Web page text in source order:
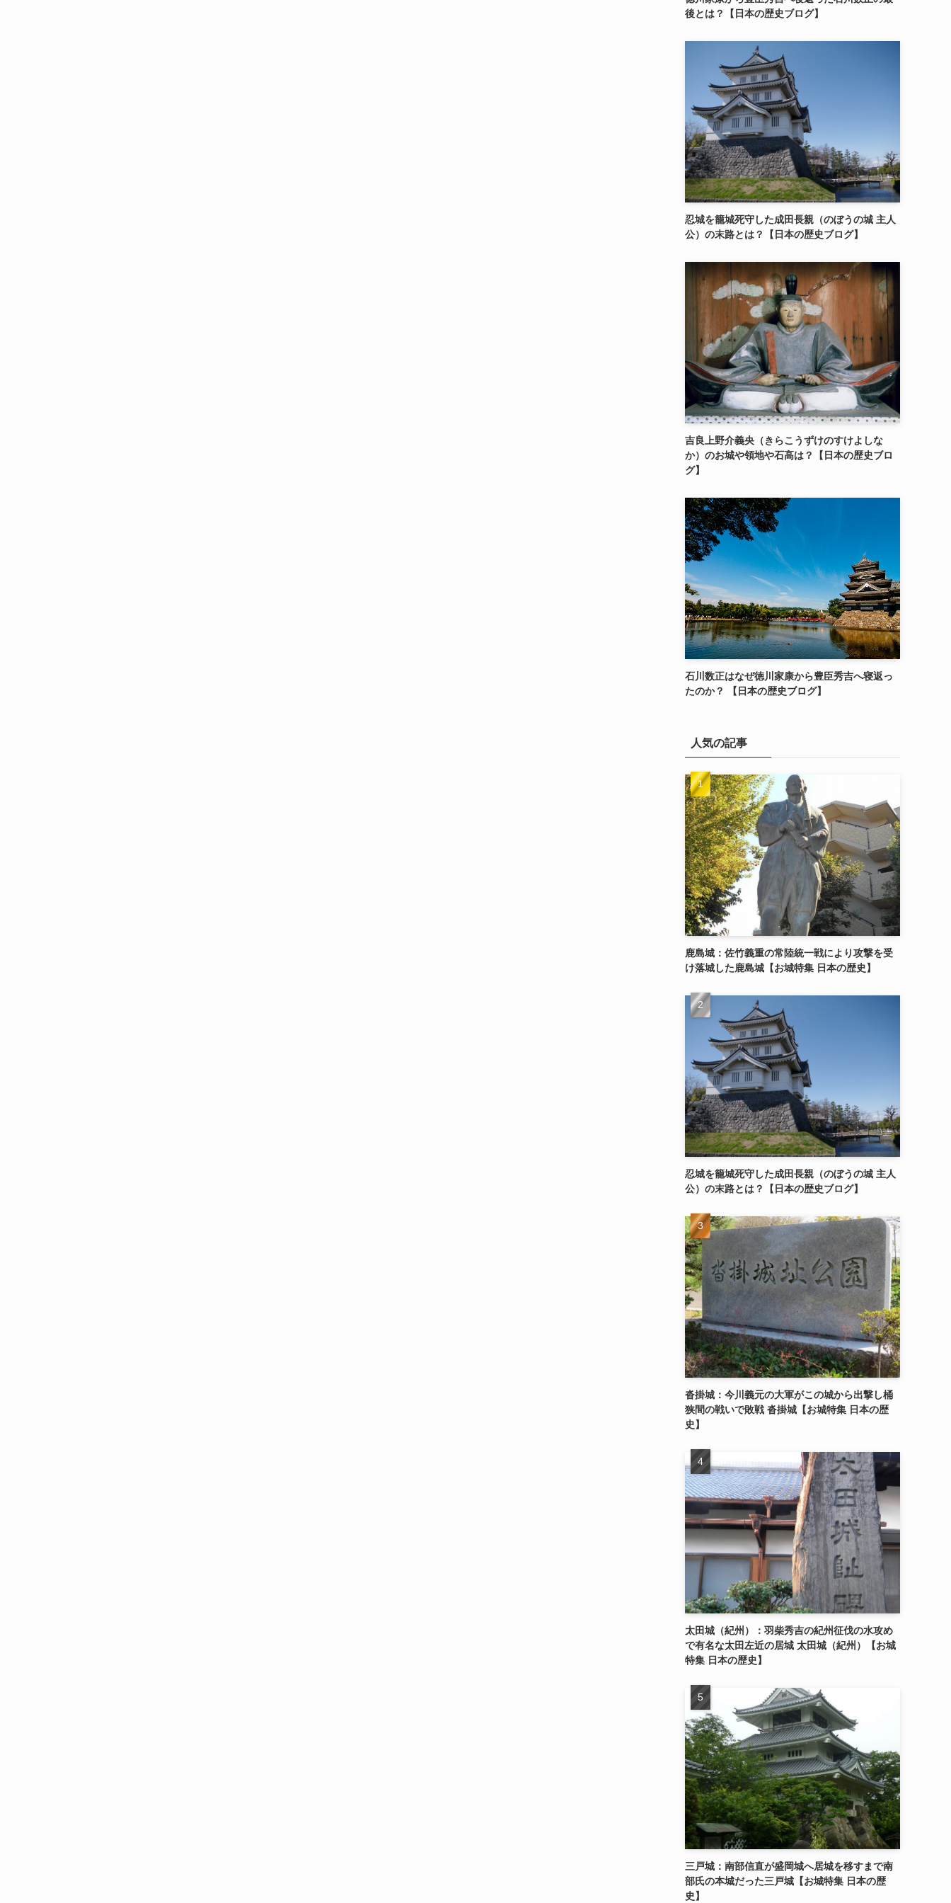
後とは？【日本の歴史ブログ】
忍城を籠城死守した成田長親（のぼうの城 主人
公）の末路とは？【日本の歴史ブログ】
吉良上野介義央（きらこうずけのすけよしな
か）のお城や領地や石高は？【日本の歴史ブロ
グ】
石川数正はなぜ徳川家康から豊臣秀吉へ寝返っ
たのか？ 【日本の歴史ブログ】
人気の記事
鹿島城：佐竹義重の常陸統一戦により攻撃を受
け落城した鹿島城【お城特集 日本の歴史】
忍城を籠城死守した成田長親（のぼうの城 主人
公）の末路とは？【日本の歴史ブログ】
沓掛城：今川義元の大軍がこの城から出撃し桶
狭間の戦いで敗戦 沓掛城【お城特集 日本の歴
史】
太田城（紀州）：羽柴秀吉の紀州征伐の水攻め
で有名な太田左近の居城 太田城（紀州）【お城
特集 日本の歴史】
三戸城：南部信直が盛岡城へ居城を移すまで南
部氏の本城だった三戸城【お城特集 日本の歴
史】